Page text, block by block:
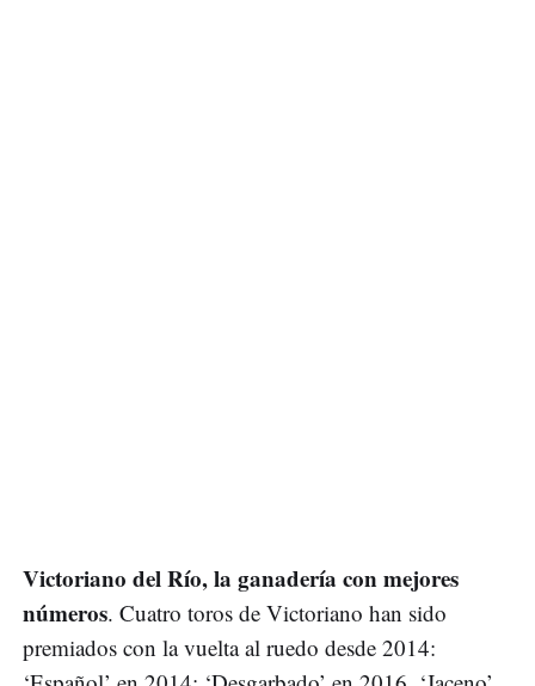
Victoriano del Río, la ganadería con mejores
números. Cuatro toros de Victoriano han sido
premiados con la vuelta al ruedo desde 2014: